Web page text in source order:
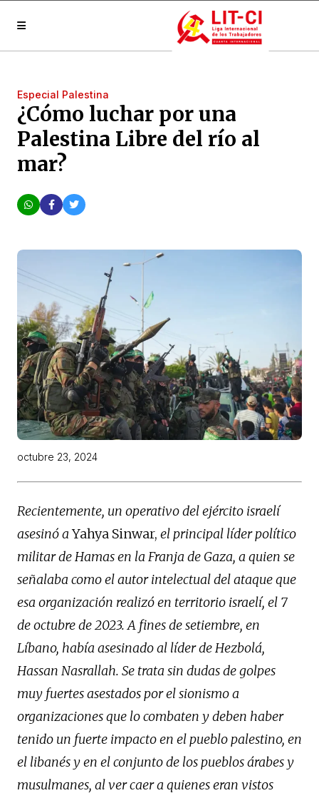
Especial Palestina
¿Cómo luchar por una
Palestina Libre del río al
mar?
octubre 23, 2024
Recientemente, un operativo del ejército israelí
asesinó aYahya Sinwar, el principal líder político
militar de Hamas en la Franja de Gaza, a quien se
señalaba como el autor intelectual del ataque que
esa organización realizó en territorio israelí, el 7
de octubre de 2023. A fines de setiembre, en
Líbano, había asesinado al líder de Hezbolá,
Hassan Nasrallah. Se trata sin dudas de golpes
muy fuertes asestados por el sionismo a
organizaciones que lo combaten y deben haber
tenido un fuerte impacto en el pueblo palestino, en
el libanés y en el conjunto de los pueblos árabes y
musulmanes, al ver caer a quienes eran vistos